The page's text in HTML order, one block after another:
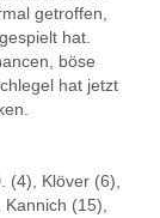
getroffen,
hat.
böse
hat jetzt
(4), Klöver (6),
(15),